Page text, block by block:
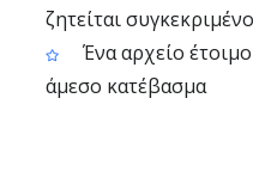
ζητείται
Ένα αρχείο
άμεσο κατέβασμα